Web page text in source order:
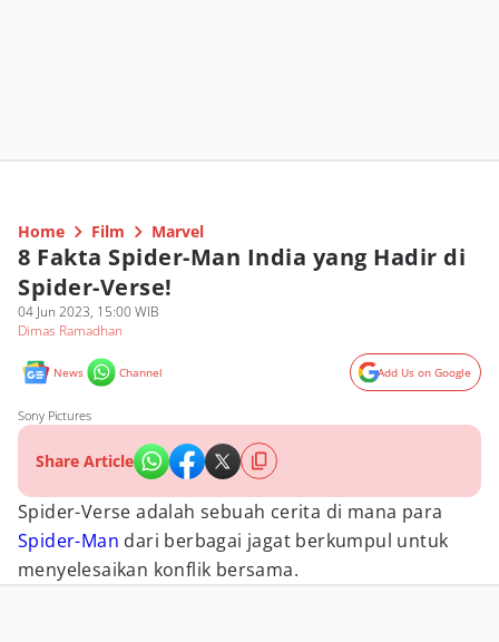
Home Film Marvel
8 Fakta Spider-Man India yang Hadir di
Spider-Verse!
04 Jun 2023, 15:00 WIB
Dimas Ramadhan
News Channel Add Us on Google
Sony Pictures
Share Article
Spider-Verse adalah sebuah cerita di mana para
Spider-Man dari berbagai jagat berkumpul untuk
menyelesaikan konflik bersama.